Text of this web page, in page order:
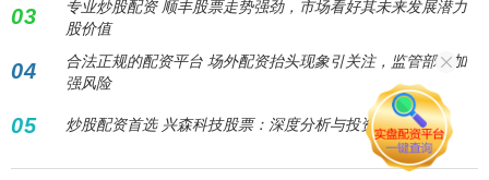
03
专业炒股配资 顺丰股票走势强劲，市场看好其未来发展潜力
股价值
04
合法正规的配资平台 场外配资抬头现象引关注，监管部门加
强风险
05 炒股配资首选 兴森科技股票：深度分析与投资策略